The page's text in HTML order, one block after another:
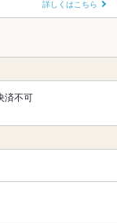
詳しくはこちら
済不可